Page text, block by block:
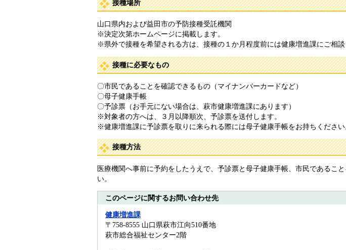
接種場所
山口県内および益田市の予防接種受託機関
※決定次第ホームページに掲載します。
※県外で接種を希望される方は、接種の１か月程度前には健康増進課にご相談
接種に必要なもの
〇市民であることを確認できるもの（マイナンバーカードなど）
〇母子健康手帳
〇予診票（お手元にない場合は、萩市健康増進課にあります）
※対象者の方へは、３月以降順次、予診票を送付します。
※健康増進課に予診票を取りに来られる際には母子健康手帳をお持ちください
接種方法
医療機関へ事前に予約をしたうえで、予診票と母子健康手帳、市民であるこ
い。
このページに関するお問い合わせ先
健康増進課
〒758-8555 山口県萩市江向510番地
萩市総合福祉センター2階